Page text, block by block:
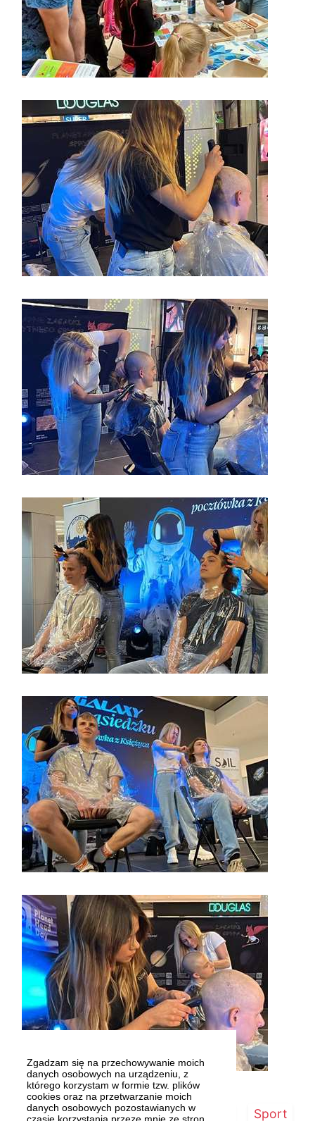
Zgadzam się na przechowywanie moich
danych osobowych na urządzeniu, z
którego korzystam w formie tzw. plików
cookies oraz na przetwarzanie moich
danych osobowych pozostawianych w
Strona główna Szczecin/Region Sport